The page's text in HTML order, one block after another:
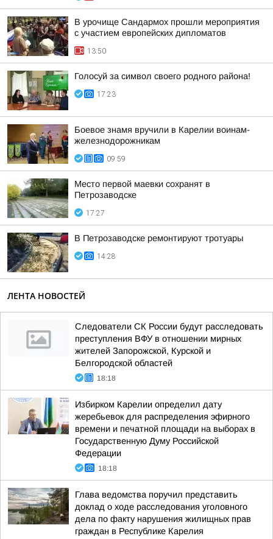
В урочище Сандармох прошли мероприятия
с участием европейских дипломатов
13:50
Голосуй за символ своего родного района!
17:23
Боевое знамя вручили в Карелии воинам-
железнодорожникам
09:59
Место первой маевки сохранят в
Петрозаводске
17:27
В Петрозаводске ремонтируют тротуары
14:28
ЛЕНТА НОВОСТЕЙ
Следователи СК России будут расследовать
преступления ВФУ в отношении мирных
жителей Запорожской, Курской и
Белгородской областей
18:18
Избирком Карелии определил дату
жеребьевок для распределения эфирного
времени и печатной площади на выборах в
Государственную Думу Российской
Федерации
18:18
Глава ведомства поручил представить
доклад о ходе расследования уголовного
дела по факту нарушения жилищных прав
граждан в Республике Карелия